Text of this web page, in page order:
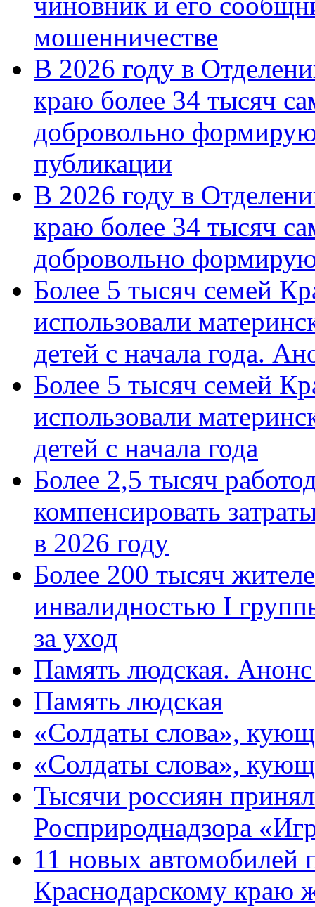
мошенничестве
В 2026 году в
краю более 34 тысяч
добровольно
публикации
В 2026 году в
краю более 34 тысяч
добровольно
Более 5 тысяч семей
использовали
детей с начала года.
Более 5 тысяч семей
использовали
детей с начала года
Более 2,5 тысяч
компенсировать
в 2026 году
Более 200 тысяч
инвалидностью I
за уход
Память людская.
Память людская
«Солдаты слова»,
«Солдаты слова»,
Тысячи россиян
Росприроднадзора
11 новых автомобилей
Краснодарскому краю